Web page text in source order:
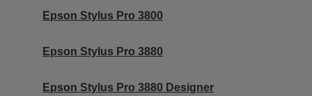
Epson Stylus Pro 3800
Epson Stylus Pro 3880
Epson Stylus Pro 3880 Designer